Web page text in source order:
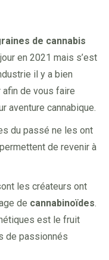
de cannabis
en 2021 mais s’est
il y a bien
afin de vous faire
aventure cannabique.
du passé ne les ont
de revenir à
les créateurs ont
de cannabinoïdes.
est le fruit
de passionnés